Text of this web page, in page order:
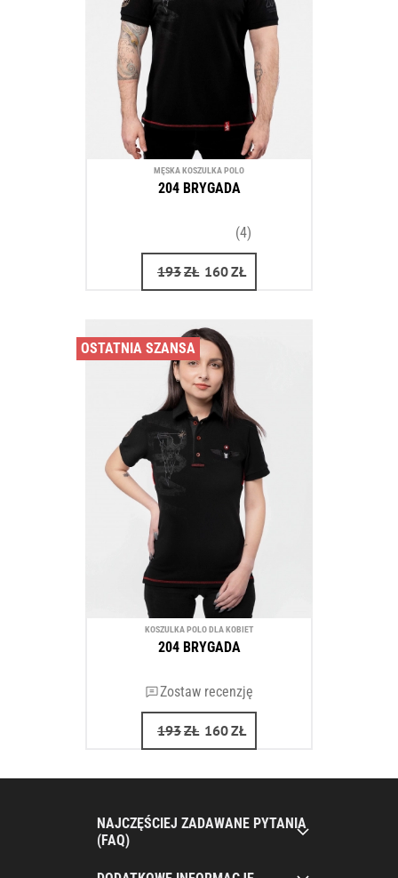
MĘSKA KOSZULKA POLO
204 BRYGADA
(4)
193ZŁ 160ZŁ
OSTATNIA SZANSA
KOSZULKA POLO DLA KOBIET
204 BRYGADA
Zostaw recenzję
193ZŁ 160ZŁ
NAJCZĘŚCIEJ ZADAWANE PYTANIA
(FAQ)